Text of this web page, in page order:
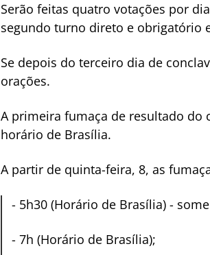
Serão feitas quatro votações por
segundo turno direto e obrigatório
Se depois do terceiro dia de
orações.
A primeira fumaça de resultado do
horário de Brasília.
A partir de quinta-feira, 8, as
- 5h30 (Horário de Brasília) -
- 7h (Horário de Brasília);